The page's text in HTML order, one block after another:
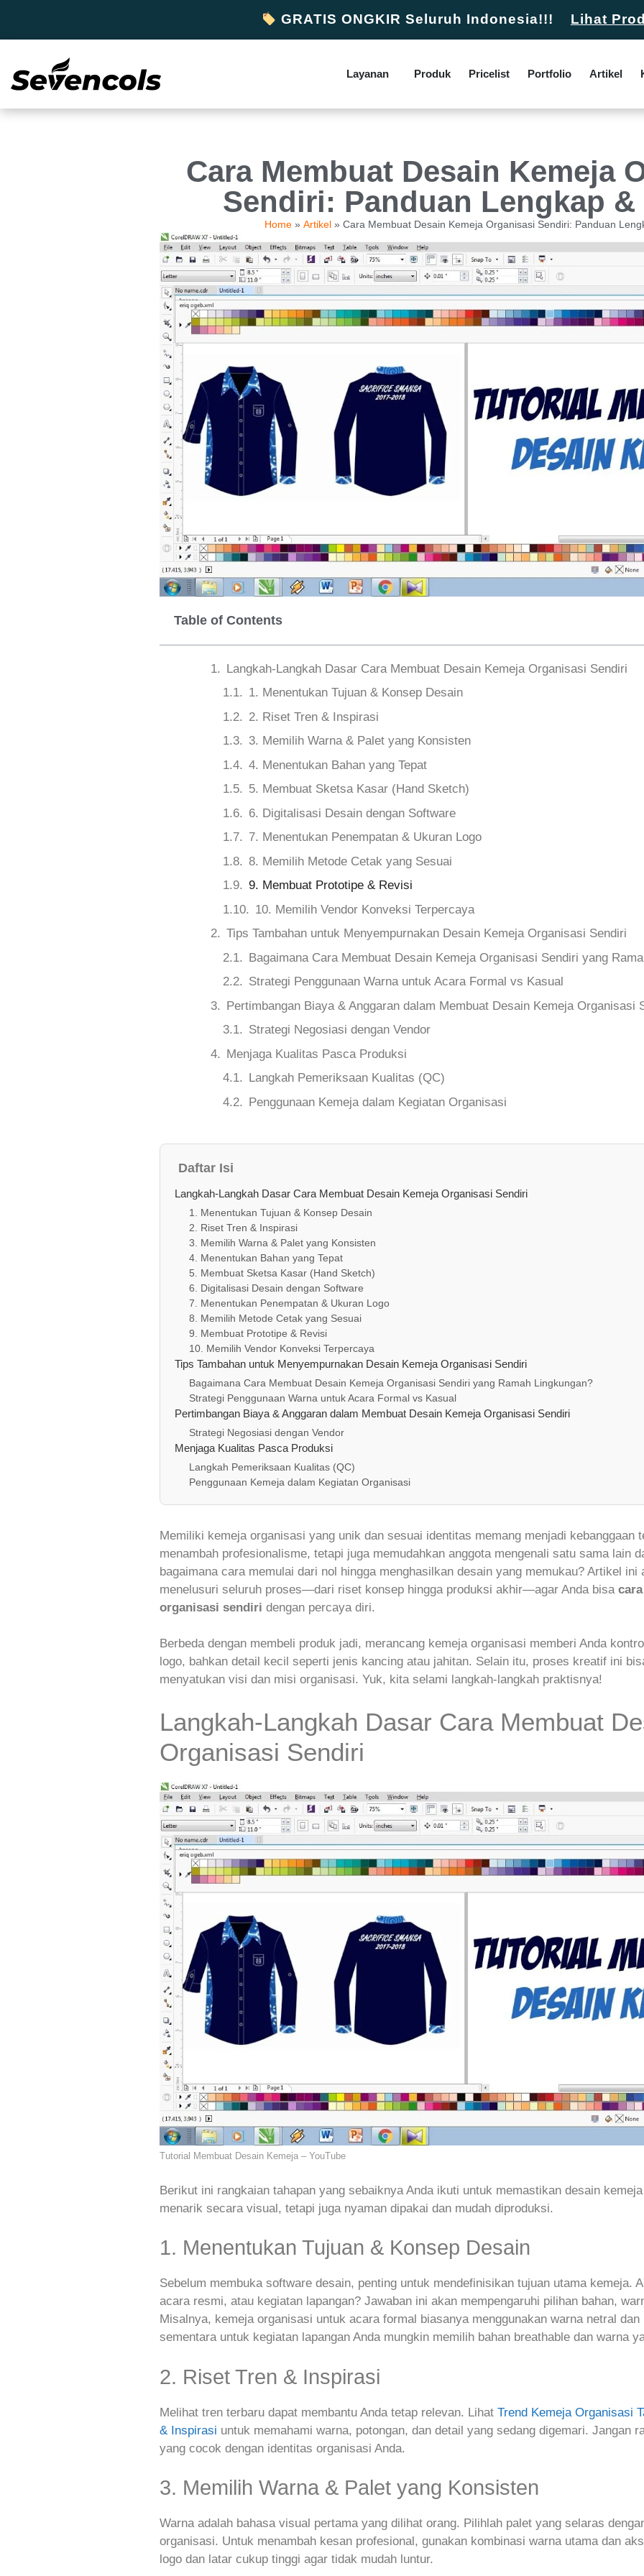
GRATIS ONGKIR Seluruh Indonesia!!! Lihat
Layanan Produk Pricelist Portfolio Artikel
Cara Membuat Desain Kemeja
Sendiri: Panduan Lengkap
Home » Artikel » Cara Membuat Desain Kemeja Organisasi Sendiri: Panduan
Table of Contents
Langkah‑Langkah Dasar Cara Membuat Desain Kemeja Organisasi Sendiri
1. Menentukan Tujuan & Konsep Desain
2. Riset Tren & Inspirasi
3. Memilih Warna & Palet yang Konsisten
4. Menentukan Bahan yang Tepat
5. Membuat Sketsa Kasar (Hand Sketch)
6. Digitalisasi Desain dengan Software
7. Menentukan Penempatan & Ukuran Logo
8. Memilih Metode Cetak yang Sesuai
9. Membuat Prototipe & Revisi
10. Memilih Vendor Konveksi Terpercaya
Tips Tambahan untuk Menyempurnakan Desain Kemeja Organisasi Sendiri
Bagaimana Cara Membuat Desain Kemeja Organisasi Sendiri yang
Strategi Penggunaan Warna untuk Acara Formal vs Kasual
Pertimbangan Biaya & Anggaran dalam Membuat Desain Kemeja Organisasi
Strategi Negosiasi dengan Vendor
Menjaga Kualitas Pasca Produksi
Langkah Pemeriksaan Kualitas (QC)
Penggunaan Kemeja dalam Kegiatan Organisasi
Daftar Isi
Langkah‑Langkah Dasar Cara Membuat Desain Kemeja Organisasi Sendiri
1. Menentukan Tujuan & Konsep Desain
2. Riset Tren & Inspirasi
3. Memilih Warna & Palet yang Konsisten
4. Menentukan Bahan yang Tepat
5. Membuat Sketsa Kasar (Hand Sketch)
6. Digitalisasi Desain dengan Software
7. Menentukan Penempatan & Ukuran Logo
8. Memilih Metode Cetak yang Sesuai
9. Membuat Prototipe & Revisi
10. Memilih Vendor Konveksi Terpercaya
Tips Tambahan untuk Menyempurnakan Desain Kemeja Organisasi Sendiri
Bagaimana Cara Membuat Desain Kemeja Organisasi Sendiri yang Ramah Lingkungan?
Strategi Penggunaan Warna untuk Acara Formal vs Kasual
Pertimbangan Biaya & Anggaran dalam Membuat Desain Kemeja Organisasi Sendiri
Strategi Negosiasi dengan Vendor
Menjaga Kualitas Pasca Produksi
Langkah Pemeriksaan Kualitas (QC)
Penggunaan Kemeja dalam Kegiatan Organisasi
Memiliki kemeja organisasi yang unik dan sesuai identitas memang menjadi kebanggaan
menambah profesionalisme, tetapi juga memudahkan anggota mengenali satu sama lain
bagaimana cara memulai dari nol hingga menghasilkan desain yang memukau? Artikel ini
menelusuri seluruh proses—dari riset konsep hingga produksi akhir—agar Anda bisa
organisasi sendiri dengan percaya diri.
Berbeda dengan membeli produk jadi, merancang kemeja organisasi memberi Anda
logo, bahkan detail kecil seperti jenis kancing atau jahitan. Selain itu, proses kreatif ini
menyatukan visi dan misi organisasi. Yuk, kita selami langkah‑langkah praktisnya!
Langkah‑Langkah Dasar Cara Membuat
Organisasi Sendiri
Tutorial Membuat Desain Kemeja – YouTube
Berikut ini rangkaian tahapan yang sebaiknya Anda ikuti untuk memastikan desain
menarik secara visual, tetapi juga nyaman dipakai dan mudah diproduksi.
1. Menentukan Tujuan & Konsep Desain
Sebelum membuka software desain, penting untuk mendefinisikan tujuan utama kemeja.
acara resmi, atau kegiatan lapangan? Jawaban ini akan mempengaruhi pilihan bahan,
Misalnya, kemeja organisasi untuk acara formal biasanya menggunakan warna netral dan
sementara untuk kegiatan lapangan Anda mungkin memilih bahan breathable dan warna
2. Riset Tren & Inspirasi
Melihat tren terbaru dapat membantu Anda tetap relevan. Lihat Trend Kemeja Organisasi
& Inspirasi untuk memahami warna, potongan, dan detail yang sedang digemari. Jangan
yang cocok dengan identitas organisasi Anda.
3. Memilih Warna & Palet yang Konsisten
Warna adalah bahasa visual pertama yang dilihat orang. Pilihlah palet yang selaras
organisasi. Untuk menambah kesan profesional, gunakan kombinasi warna utama dan
logo dan latar cukup tinggi agar tidak mudah luntur.